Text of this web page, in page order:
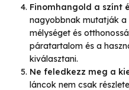
Finomhangold a színt
nagyobbnak mutatják
mélységet és
páratartalom és a
kiválasztani.
Ne feledkezz meg a
láncok nem csak